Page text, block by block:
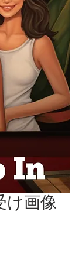
け画像